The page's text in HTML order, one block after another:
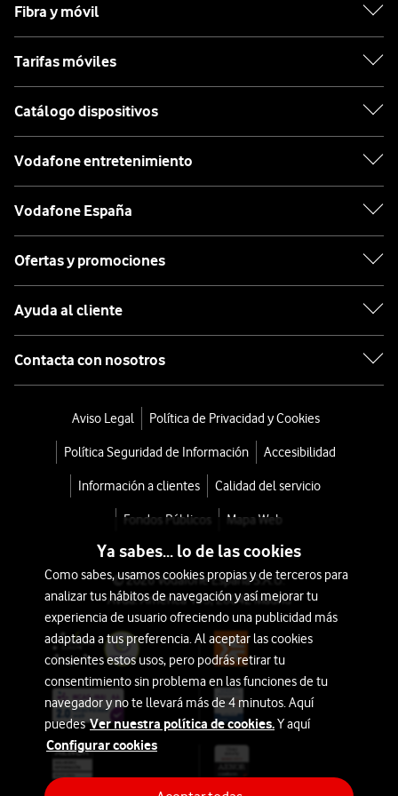
Fibra y móvil
Tarifas móviles
Catálogo dispositivos
Vodafone entretenimiento
Vodafone España
Ofertas y promociones
Ayuda al cliente
Contacta con nosotros
Aviso Legal Política de Privacidad y Cookies
Política Seguridad de Información Accesibilidad
Información a clientes Calidad del servicio
Fondos Públicos Mapa Web
© 2026 Vodafone España S.A.U.
Avda. América 115, 28042 Madrid
Ya sabes... lo de las cookies
Como sabes, usamos cookies propias y de terceros para
analizar tus hábitos de navegación y así mejorar tu
experiencia de usuario ofreciendo una publicidad más
adaptada a tus preferencia. Al aceptar las cookies
consientes estos usos, pero podrás retirar tu
consentimiento sin problema en las funciones de tu
navegador y no te llevará más de 4 minutos. Aquí
puedesVer nuestra política de cookies.Y aquí
Configurar cookies